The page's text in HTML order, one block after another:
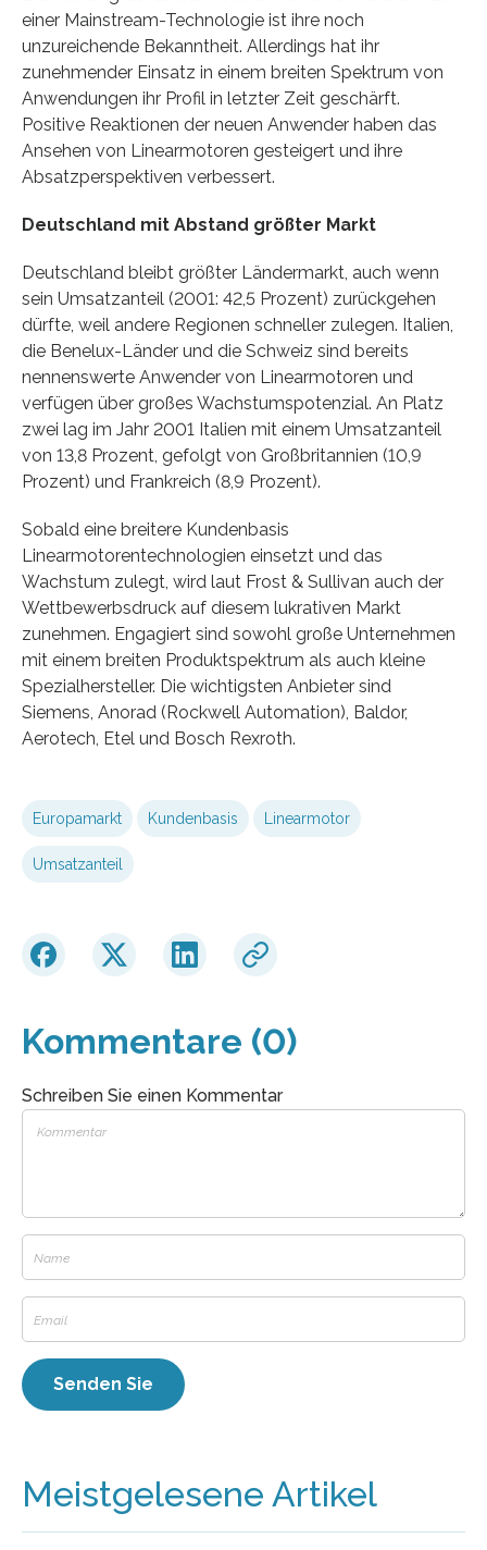
einer Mainstream-Technologie ist ihre noch
unzureichende Bekanntheit. Allerdings hat ihr
zunehmender Einsatz in einem breiten Spektrum von
Anwendungen ihr Profil in letzter Zeit geschärft.
Positive Reaktionen der neuen Anwender haben das
Ansehen von Linearmotoren gesteigert und ihre
Absatzperspektiven verbessert.
Deutschland mit Abstand größter Markt
Deutschland bleibt größter Ländermarkt, auch wenn
sein Umsatzanteil (2001: 42,5 Prozent) zurückgehen
dürfte, weil andere Regionen schneller zulegen. Italien,
die Benelux-Länder und die Schweiz sind bereits
nennenswerte Anwender von Linearmotoren und
verfügen über großes Wachstumspotenzial. An Platz
zwei lag im Jahr 2001 Italien mit einem Umsatzanteil
von 13,8 Prozent, gefolgt von Großbritannien (10,9
Prozent) und Frankreich (8,9 Prozent).
Sobald eine breitere Kundenbasis
Linearmotorentechnologien einsetzt und das
Wachstum zulegt, wird laut Frost & Sullivan auch der
Wettbewerbsdruck auf diesem lukrativen Markt
zunehmen. Engagiert sind sowohl große Unternehmen
mit einem breiten Produktspektrum als auch kleine
Spezialhersteller. Die wichtigsten Anbieter sind
Siemens, Anorad (Rockwell Automation), Baldor,
Aerotech, Etel und Bosch Rexroth.
Europamarkt Kundenbasis Linearmotor
Umsatzanteil
Kommentare (0)
Schreiben Sie einen Kommentar
Meistgelesene Artikel